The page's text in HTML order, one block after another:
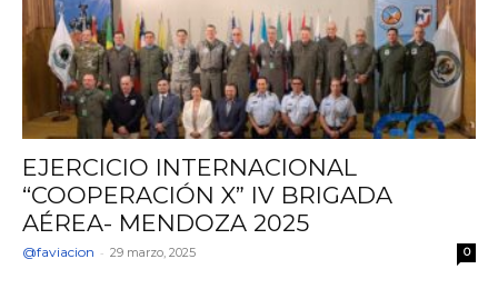
EJERCICIO INTERNACIONAL
“COOPERACIÓN X” IV BRIGADA
AÉREA- MENDOZA 2025
@faviacion - 29 marzo, 2025 0